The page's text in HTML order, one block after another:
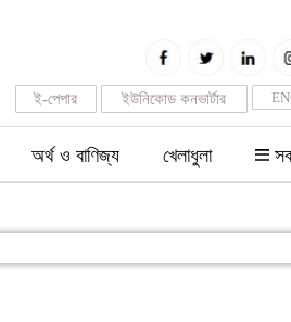
ইউনিকোড কনভার্টার
ই-পেপার
অর্থ ও বাণিজ্য খেলাধুলা সব